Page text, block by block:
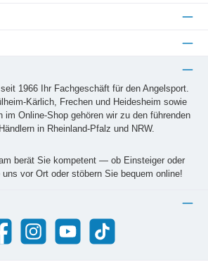
1966 Ihr Fachgeschäft für den Angelsport.
Kärlich, Frechen und Heidesheim sowie
im Online-Shop gehören wir zu den führenden
in Rheinland-Pfalz und NRW.
berät Sie kompetent — ob Einsteiger oder
vor Ort oder stöbern Sie bequem online!
Instagram YouTube TikTok